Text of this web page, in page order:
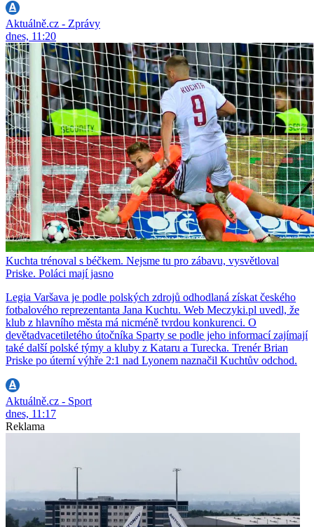
Aktuálně.cz - Zprávy
dnes, 11:20
Kuchta trénoval s béčkem. Nejsme tu pro zábavu, vysvětloval
Priske. Poláci mají jasno
Legia Varšava je podle polských zdrojů odhodlaná získat českého
fotbalového reprezentanta Jana Kuchtu. Web Meczyki.pl uvedl, že
klub z hlavního města má nicméně tvrdou konkurenci. O
devětadvacetiletého útočníka Sparty se podle jeho informací zajímají
také další polské týmy a kluby z Kataru a Turecka. Trenér Brian
Priske po úterní výhře 2:1 nad Lyonem naznačil Kuchtův odchod.
Aktuálně.cz - Sport
dnes, 11:17
Reklama